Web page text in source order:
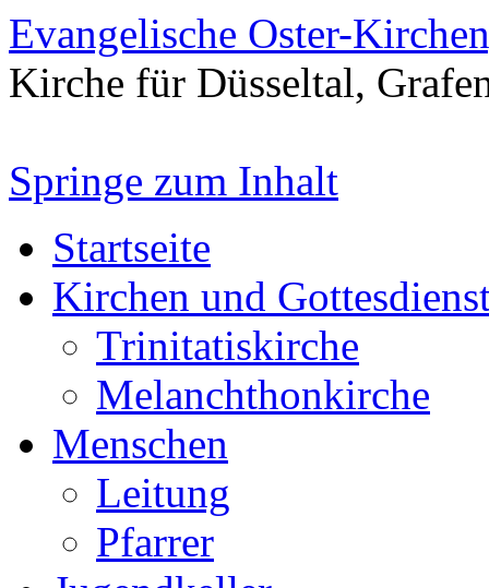
Evangelische Oster-
Kirche für Düsseltal,
Springe zum Inhalt
Startseite
Kirchen und
Trinitatiskirche
Melanchthonkirche
Menschen
Leitung
Pfarrer